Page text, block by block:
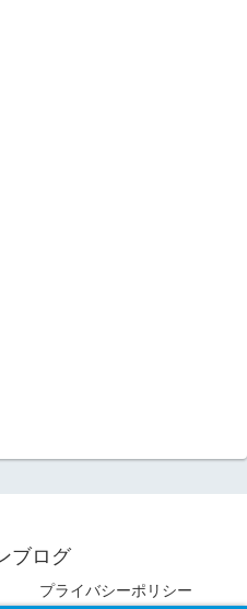
ブログ
プライバシーポリシー